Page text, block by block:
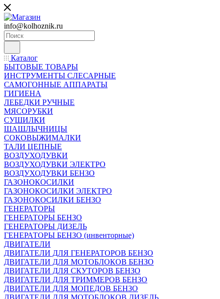
info@kolhoznik.ru
Каталог
БЫТОВЫЕ ТОВАРЫ
ИНСТРУМЕНТЫ СЛЕСАРНЫЕ
САМОГОННЫЕ АППАРАТЫ
ГИГИЕНА
ЛЕБЕДКИ РУЧНЫЕ
МЯСОРУБКИ
СУШИЛКИ
ШАШЛЫЧНИЦЫ
СОКОВЫЖИМАЛКИ
ТАЛИ ЦЕПНЫЕ
ВОЗДУХОДУВКИ
ВОЗДУХОДУВКИ ЭЛЕКТРО
ВОЗДУХОДУВКИ БЕНЗО
ГАЗОНОКОСИЛКИ
ГАЗОНОКОСИЛКИ ЭЛЕКТРО
ГАЗОНОКОСИЛКИ БЕНЗО
ГЕНЕРАТОРЫ
ГЕНЕРАТОРЫ БЕНЗО
ГЕНЕРАТОРЫ ДИЗЕЛЬ
ГЕНЕРАТОРЫ БЕНЗО (инвенторные)
ДВИГАТЕЛИ
ДВИГАТЕЛИ ДЛЯ ГЕНЕРАТОРОВ БЕНЗО
ДВИГАТЕЛИ ДЛЯ МОТОБЛОКОВ БЕНЗО
ДВИГАТЕЛИ ДЛЯ СКУТОРОВ БЕНЗО
ДВИГАТЕЛИ ДЛЯ ТРИММЕРОВ БЕНЗО
ДВИГАТЕЛИ ДЛЯ МОПЕДОВ БЕНЗО
ДВИГАТЕЛИ ДЛЯ МОТОБЛОКОВ ДИЗЕЛЬ